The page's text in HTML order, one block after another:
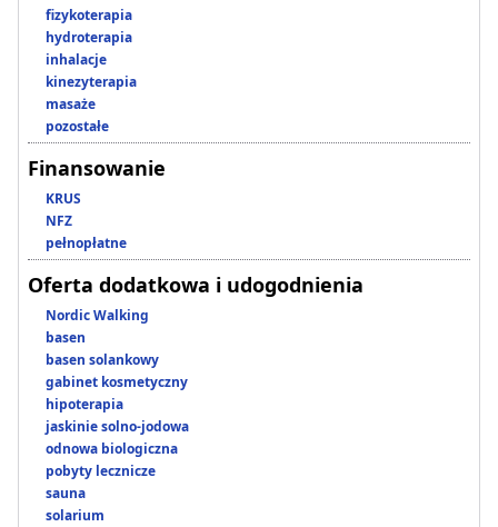
fizykoterapia
hydroterapia
inhalacje
kinezyterapia
masaże
pozostałe
Finansowanie
KRUS
NFZ
pełnopłatne
Oferta dodatkowa i udogodnienia
Nordic Walking
basen
basen solankowy
gabinet kosmetyczny
hipoterapia
jaskinie solno-jodowa
odnowa biologiczna
pobyty lecznicze
sauna
solarium